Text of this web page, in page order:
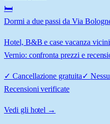
🛏️
Dormi a due passi da Via
Hotel, B&B e case vacanza
Vernio: confronta prezzi e
✓ Cancellazione gratuita✓
Recensioni verificate
Vedi gli hotel →